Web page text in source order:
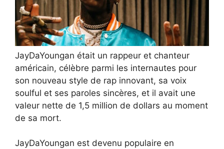
JayDaYoungan était un rappeur et chanteur
américain, célèbre parmi les internautes pour
son nouveau style de rap innovant, sa voix
soulful et ses paroles sincères, et il avait une
valeur nette de 1,5 million de dollars au moment
de sa mort.
JayDaYoungan est devenu populaire en